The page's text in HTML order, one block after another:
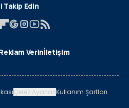
Takip Edin
Verinİletişim
Çerez AyarlarıKullanım Şartları